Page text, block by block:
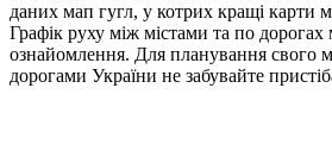
даних мап гугл, у котрих кращі карти
Графік руху між містами та по
ознайомлення. Для планування свого
дорогами України не забувайте